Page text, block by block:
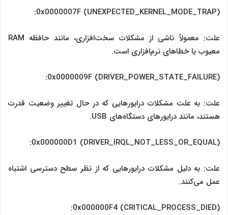
0x0000007F (UNEXPECTED_KERNEL_MODE_TRAP):
علت: معمولاً ناشی از مشکلات سخت‌افزاری، مانند حافظه RAM
معیوب یا خطاهای نرم‌افزاری است.
0x0000009F (DRIVER_POWER_STATE_FAILURE):
علت: به علت مشکلات درایورهایی که در حال تغییر وضعیت قدرت
هستند، مانند درایورهای دستگاه‌های USB.
0x000000D1 (DRIVER_IRQL_NOT_LESS_OR_EQUAL):
علت: به دلیل مشکلات درایورهایی که از نظر سطح دسترسی اشتباه
عمل می‌کنند.
0x000000F4 (CRITICAL_PROCESS_DIED):